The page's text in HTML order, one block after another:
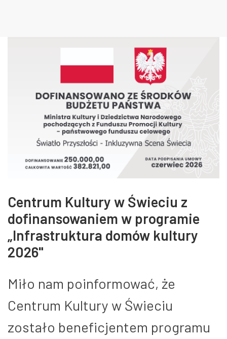
Centrum Kultury w Świeciu z
dofinansowaniem w programie
„Infrastruktura domów kultury
2026"
Miło nam poinformować, że
Centrum Kultury w Świeciu
zostało beneficjentem programu